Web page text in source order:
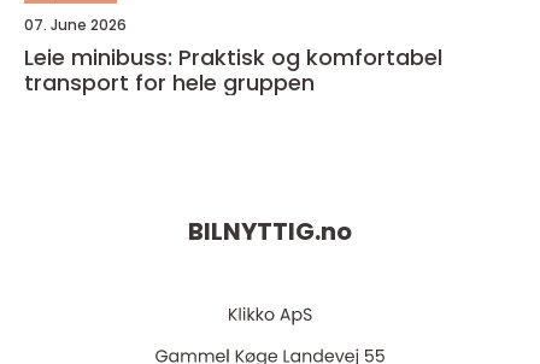
07. June 2026
Leie minibuss: Praktisk og komfortabel
transport for hele gruppen
BILNYTTIG.no